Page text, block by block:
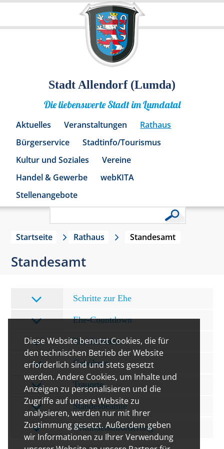
Diese Website benutzt Cookies, die für
den technischen Betrieb der Website
erforderlich sind und stets gesetzt
werden. Andere Cookies, um Inhalte und
Anzeigen zu personalisieren und die
Zugriffe auf unsere Website zu
analysieren, werden nur mit Ihrer
Zustimmung gesetzt. Außerdem geben
wir Informationen zu Ihrer Verwendung
Stadt Allendorf (Lumda)
Die liebenswerte Stadt im Lumdatal
Aktuelles Veranstaltungen
Rathaus
Bürgerservice
Stadtinfo/Tourismus
Kultur und Soziales
Vereine
Handel & Gewerbe
webKITA
Stellenangebote
Startseite Rathaus Standesamt
Standesamt
Schritte zur Ehe
Ehe-Countdown
Ehe-Jubiläen
Gebühren
Trauorte
Standesbeamte
Urkundenanforderung